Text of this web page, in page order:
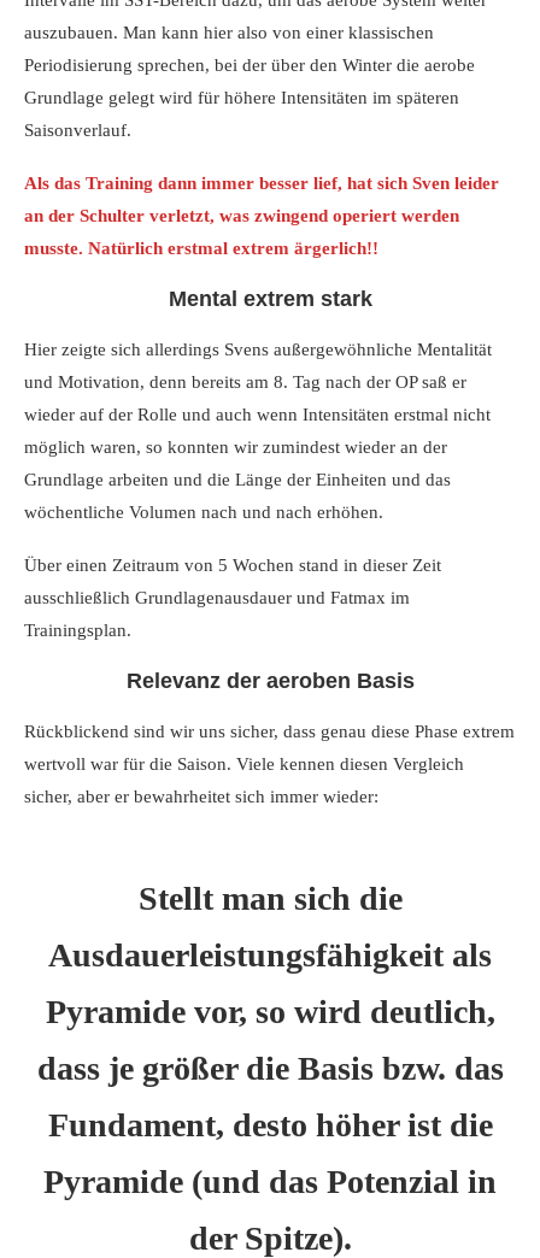
auszubauen. Man kann hier also von einer klassischen
Periodisierung sprechen, bei der über den Winter die aerobe
Grundlage gelegt wird für höhere Intensitäten im späteren
Saisonverlauf.
Als das Training dann immer besser lief, hat sich Sven leider
an der Schulter verletzt, was zwingend operiert werden
musste. Natürlich erstmal extrem ärgerlich!!
Mental extrem stark
Hier zeigte sich allerdings Svens außergewöhnliche Mentalität
und Motivation, denn bereits am 8. Tag nach der OP saß er
wieder auf der Rolle und auch wenn Intensitäten erstmal nicht
möglich waren, so konnten wir zumindest wieder an der
Grundlage arbeiten und die Länge der Einheiten und das
wöchentliche Volumen nach und nach erhöhen.
Über einen Zeitraum von 5 Wochen stand in dieser Zeit
ausschließlich Grundlagenausdauer und Fatmax im
Trainingsplan.
Relevanz der aeroben Basis
Rückblickend sind wir uns sicher, dass genau diese Phase extrem
wertvoll war für die Saison. Viele kennen diesen Vergleich
sicher, aber er bewahrheitet sich immer wieder:
Stellt man sich die
Ausdauerleistungsfähigkeit als
Pyramide vor, so wird deutlich,
dass je größer die Basis bzw. das
Fundament, desto höher ist die
Pyramide (und das Potenzial in
der Spitze).